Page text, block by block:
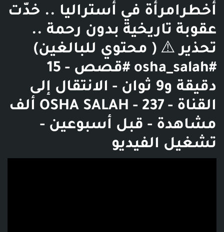
أخطرامرأة في أستراليا .. خدّت
عقوبة تاريخية بدون رحمة ..
تحذير ⚠️ ( محتوي للبالغين)
#osha_salah #قصص - 15
دقيقة و9 ثوان - الانتقال إلى
القناة - OSHA SALAH - 237 ألف
مشاهدة - قبل أسبوعين -
تشغيل الفيديو